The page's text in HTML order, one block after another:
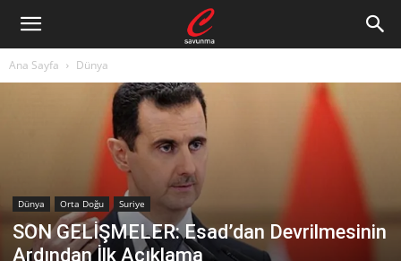
Ana Sayfa Dünya
Dünya Orta Doğu Suriye
SON GELİŞMELER: Esad’dan Devrilmesinin
Ardından İlk Açıklama